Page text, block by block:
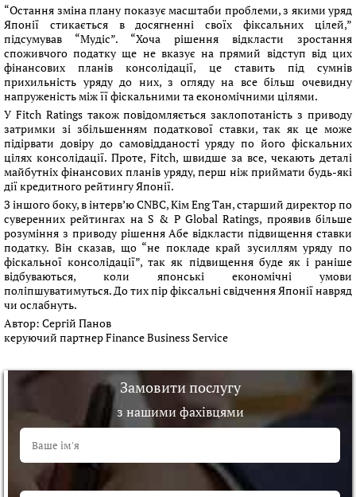
“Остання зміна плану показує масштаби проблеми, з якими уряд
Японії стикається в досягненні своїх фіксальних цілей,”
підсумував “Мудіс”. “Хоча рішення відкласти зростання
споживчого податку ще не вказує на прямий відступ від цих
фінансових планів консолідації, це ставить під сумнів
прихильність уряду до них, з огляду на все більш очевидну
напруженість між її фіскальними та економічними цілями.
У Fitch Ratings також повідомляється заклопотаність з приводу
затримки зі збільшенням податкової ставки, так як це може
підірвати довіру до самовідданості уряду по його фіскальних
цілях консолідації. Проте, Fitch, швидше за все, чекають деталі
майбутніх фінансових планів уряду, перш ніж приймати будь-які
дії кредитного рейтингу Японії.
З іншого боку, в інтерв’ю CNBC, Кім Eng Тан, старший директор по
суверенних рейтингах на S & P Global Ratings, проявив більше
розуміння з приводу рішення Абе відкласти підвищення ставки
податку. Він сказав, що “не покладе край зусиллям уряду по
фіскальної консолідації”, так як підвищення буде як і раніше
відбуваються, коли японські економічні умови
поліпшуватимуться. До тих пір фіксальні свідчення Японії навряд
чи ослабнуть.
Автор: Сергій Панов
керуючий партнер Finance Business Service
Замовити послугу
з нашими фахівцями